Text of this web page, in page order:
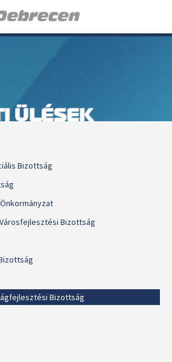
ÜLÉSEK
Bizottság
Bizottság
Bizottság